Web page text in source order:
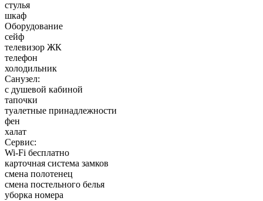
стулья
шкаф
Оборудование
сейф
телевизор ЖК
телефон
холодильник
Санузел:
с душевой кабиной
тапочки
туалетные принадлежности
фен
халат
Сервис:
Wi-Fi бесплатно
карточная система замков
смена полотенец
смена постельного белья
уборка номера